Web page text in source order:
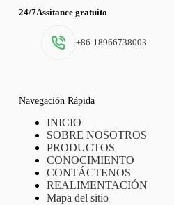
24/7Assitance gratuito
+86-18966738003
Navegación Rápida
INICIO
SOBRE NOSOTROS
PRODUCTOS
CONOCIMIENTO
CONTÁCTENOS
REALIMENTACIÓN
Mapa del sitio